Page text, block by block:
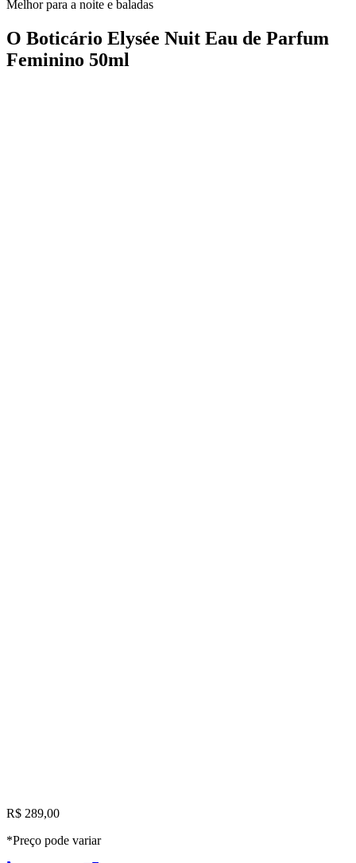
Melhor para a noite e baladas
O Boticário Elysée Nuit Eau de Parfum
Feminino 50ml
R$ 289,00
*Preço pode variar